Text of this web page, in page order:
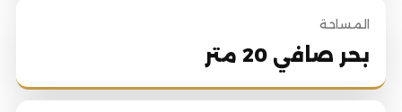
المساحة
بحر صافي 20 متر